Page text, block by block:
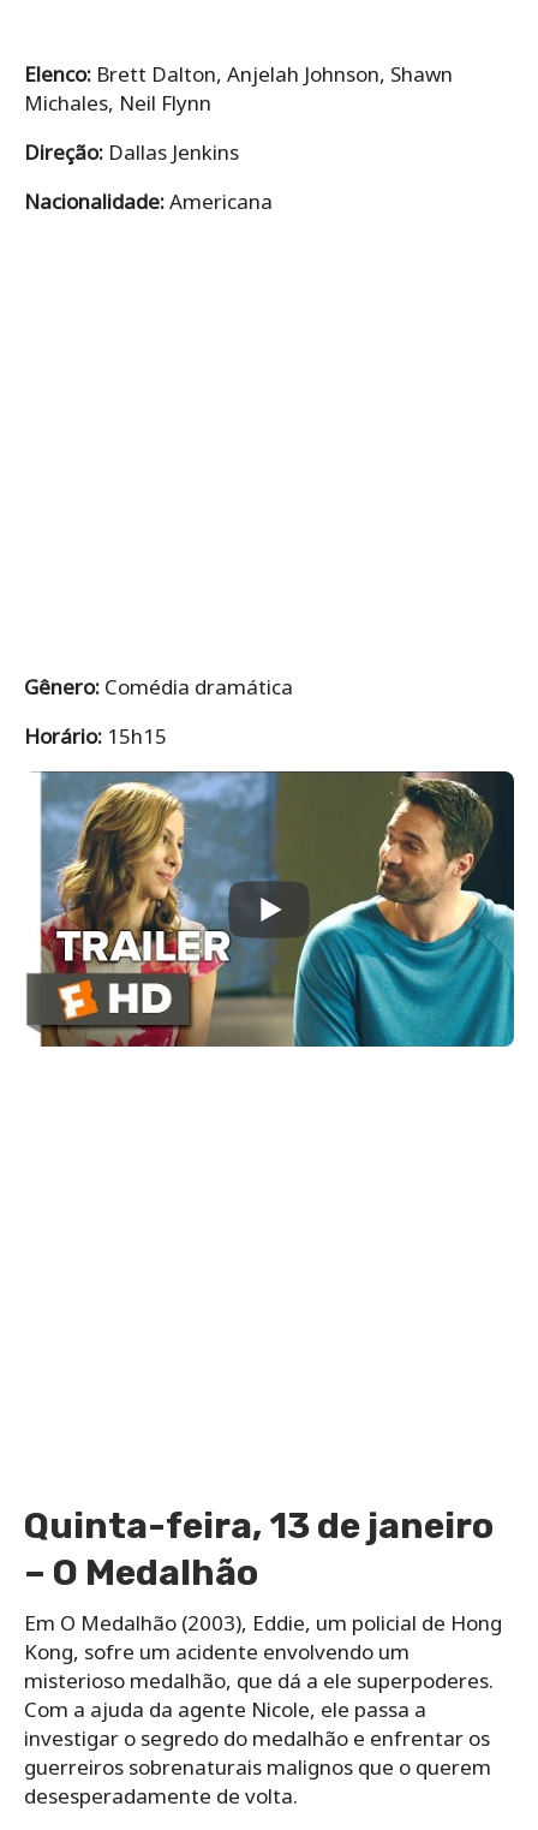
Elenco: Brett Dalton, Anjelah Johnson, Shawn
Michales, Neil Flynn
Direção: Dallas Jenkins
Nacionalidade:Americana
Gênero: Comédia dramática
Horário: 15h15
Quinta-feira, 13 de janeiro
– O Medalhão
Em O Medalhão (2003), Eddie, um policial de Hong
Kong, sofre um acidente envolvendo um
misterioso medalhão, que dá a ele superpoderes.
Com a ajuda da agente Nicole, ele passa a
investigar o segredo do medalhão e enfrentar os
guerreiros sobrenaturais malignos que o querem
desesperadamente de volta.